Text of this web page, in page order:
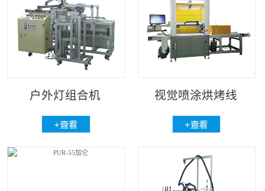
户外灯组合机 视觉喷涂烘烤线